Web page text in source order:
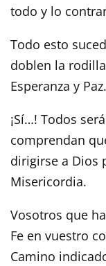
todo y lo
Todo esto
doblen la
Esperanza y Paz.
¡Sí…! Todos
comprendan
dirigirse a Dios
Misericordia.
Vosotros que
Fe en vuestro
Camino